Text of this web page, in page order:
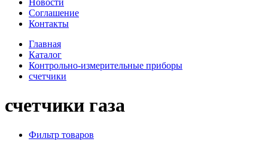
Новости
Соглашение
Контакты
Главная
Каталог
Контрольно-измерительные приборы
счетчики
счетчики газа
Фильтр товаров